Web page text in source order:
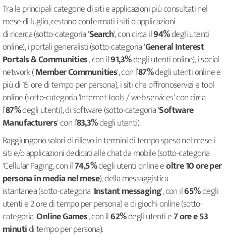
Tra le principali categorie di siti e applicazioni più consultati nel
mese di luglio, restano confermati i siti o applicazioni
di ricerca (sotto-categoria 'Search', con circa il94%degli utenti
online), i portali generalisti (sotto-categoria 'General Interest
Portals & Communities', con il91,3%degli utenti online), i social
network ('Member Communities', con l’87%degli utenti online e
più di 15 ore di tempo per persona), i siti che offronoservizi e tool
online (sotto-categoria 'Internet tools / web services' con circa
l’87%degli utenti), di software (sotto-categoria 'Software
Manufacturers' con l’83,3%degli utenti).
Raggiungono valori di rilievo in termini di tempo speso nel mese i
siti e/o applicazioni dedicati alle chat da mobile (sotto-categoria
'Cellular Paging, con il74,5%degli utenti online eoltre 10 ore per
persona in media nel mese), della messaggistica
istantanea (sotto-categoria 'Instant messaging', con il65%degli
utenti e 2 ore di tempo per persona) e di giochi online (sotto-
categoria 'Online Games', con il62%degli utenti e7 ore e 53
minutidi tempo per persona).